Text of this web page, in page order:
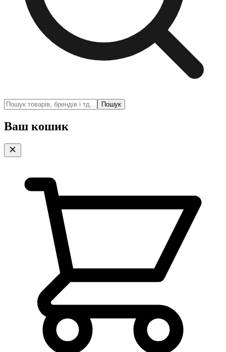
Пошук
Ваш кошик